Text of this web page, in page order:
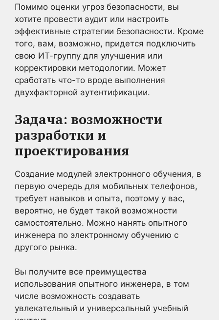
Помимо оценки угроз безопасности, вы
хотите провести аудит или настроить
эффективные стратегии безопасности. Кроме
того, вам, возможно, придется подключить
свою ИТ-группу для улучшения или
корректировки методологии. Может
сработать что-то вроде выполнения
двухфакторной аутентификации.
Задача: возможности
разработки и
проектирования
Создание модулей электронного обучения, в
первую очередь для мобильных телефонов,
требует навыков и опыта, поэтому у вас,
вероятно, не будет такой возможности
самостоятельно. Можно нанять опытного
инженера по электронному обучению с
другого рынка.
Вы получите все преимущества
использования опытного инженера, в том
числе возможность создавать
увлекательный и универсальный учебный